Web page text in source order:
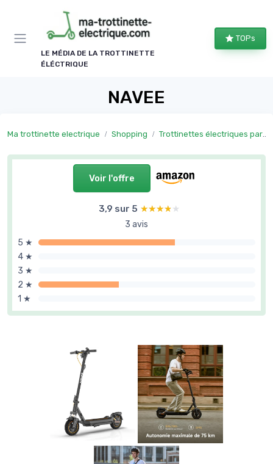
LE MÉDIA DE LA TROTTINETTE
ÉLÉCTRIQUE
TOPs
NAVEE
Ma trottinette electrique Shopping Trottinettes électriques par usage
Voir l'offre
3,9 sur 5 ★★★★★
★★★★★
3 avis
5 ★
4 ★
3 ★
2 ★
1 ★